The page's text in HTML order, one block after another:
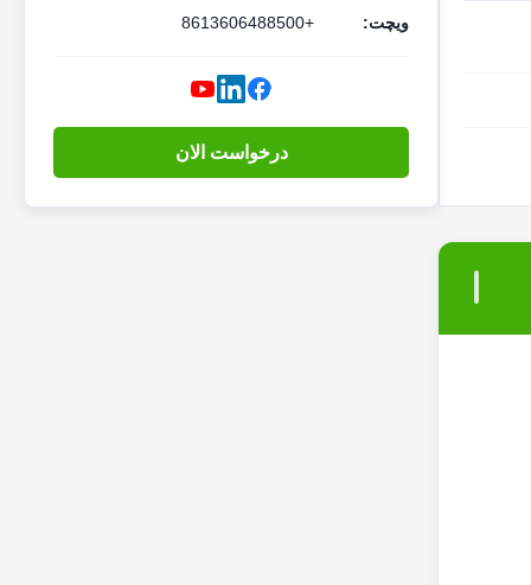
ویچت:
+8613606488500
درخواست الان